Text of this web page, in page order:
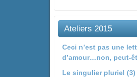
Ateliers 2015
Ceci n’est pas une
d’amour…non, peut-
Le singulier pluriel (3)